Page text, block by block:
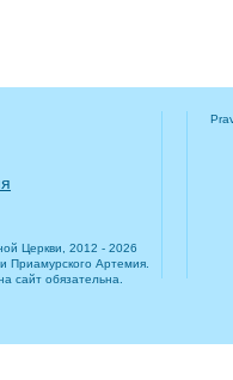
Церкви, 2012 - 2026
Приамурского Артемия.
сайт обязательна.